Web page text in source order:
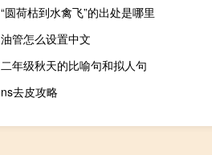
“圆荷枯到水禽飞”的出处是哪里
油管怎么设置中文
二年级秋天的比喻句和拟人句
ns去皮攻略